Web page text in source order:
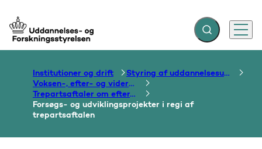
Gå til forsiden Fold søgefelt ud
Menu
Institutioner og drift
Styring af uddannelsesudbud
Voksen-, efter- og videreuddannelse
Trepartsaftaler om efter- og videreuddannelse
Forsøgs- og udviklingsprojekter i regi af
trepartsaftalen